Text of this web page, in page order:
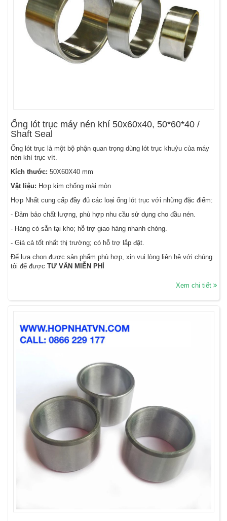
Ống lót trục máy nén khí 50x60x40, 50*60*40 /
Shaft Seal
Ống lót trục là một bộ phận quan trọng dùng lót trục khuỷu của máy
nén khí trục vít.
Kích thước: 50X60X40 mm
Vật liệu: Hợp kim chống mài mòn
Hợp Nhất cung cấp đầy đủ các loại ống lót trục với những đặc điểm:
- Đảm bảo chất lượng, phù hợp nhu cầu sử dụng cho đầu nén.
- Hàng có sẵn tại kho; hỗ trợ giao hàng nhanh chóng.
- Giá cả tốt nhất thị trường; có hỗ trợ lắp đặt.
Để lựa chọn được sản phẩm phù hợp, xin vui lòng liên hệ với chúng
tôi để được TƯ VẤN MIỄN PHÍ
Xem chi tiết